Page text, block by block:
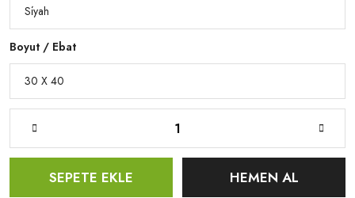
Boyut / Ebat
SEPETE EKLE HEMEN AL